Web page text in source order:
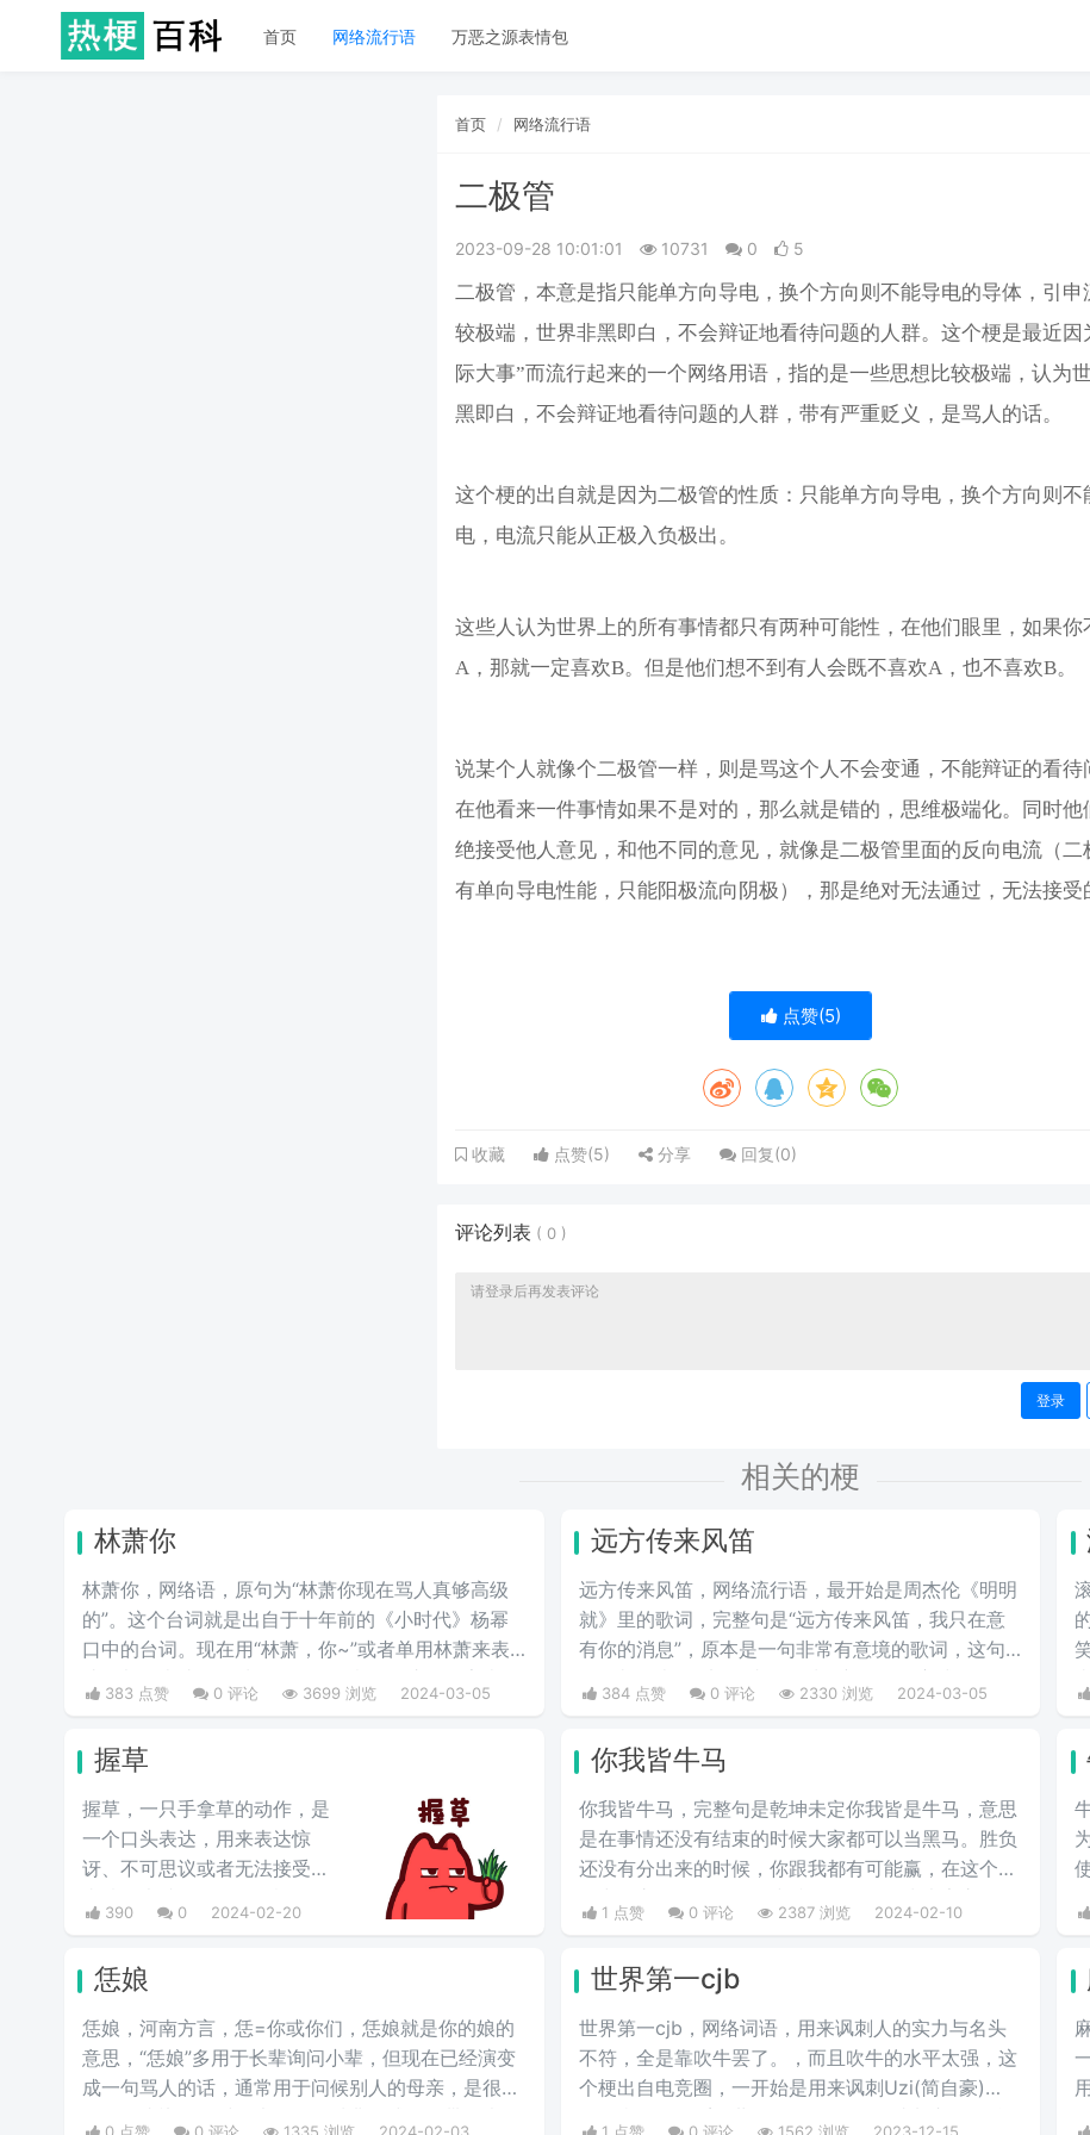
首页 网络流行语 万恶之源表情包
首页 网络流行语
二极管
2023-09-28 10:01:01 10731 0 5
二极管，本意是指只能单方向导电，换个方向则不能导电的导体，引申
较极端，世界非黑即白，不会辩证地看待问题的人群。这个梗是最近因
际大事”而流行起来的一个网络用语，指的是一些思想比较极端，认为
黑即白，不会辩证地看待问题的人群，带有严重贬义，是骂人的话。
这个梗的出自就是因为二极管的性质：只能单方向导电，换个方向则不
电，电流只能从正极入负极出。
这些人认为世界上的所有事情都只有两种可能性，在他们眼里，如果你
A，那就一定喜欢B。但是他们想不到有人会既不喜欢A，也不喜欢B。
说某个人就像个二极管一样，则是骂这个人不会变通，不能辩证的看待
在他看来一件事情如果不是对的，那么就是错的，思维极端化。同时他
绝接受他人意见，和他不同的意见，就像是二极管里面的反向电流（二
有单向导电性能，只能阳极流向阴极），那是绝对无法通过，无法接受
点赞(5)
收藏 点赞(5) 分享 回复(0)
评论列表 ( 0 )
登录
相关的梗
林萧你
林萧你，网络语，原句为“林萧你现在骂人真够高级
的”。这个台词就是出自于十年前的《小时代》杨幂
口中的台词。现在用“林萧，你~”或者单用林萧来表
达，都是表达的一种阴阳怪气的意思。这三个字表示
别人在对于某件事情评判的时候运用的非常巧妙，就
383 点赞 0 评论 3699 浏览 2024-03-05
远方传来风笛
远方传来风笛，网络流行语，最开始是周杰伦《明明
就》里的歌词，完整句是“远方传来风笛，我只在意
有你的消息”，原本是一句非常有意境的歌词，这句
歌词却代表了“滚”，成了一种很新的骂人方式。
384 点赞 0 评论 2330 浏览 2024-03-05
握草
握草，一只手拿草的动作，是
一个口头表达，用来表达惊
讶、不可思议或者无法接受的
并不是骂人的意思。
390 0 2024-02-20
你我皆牛马
你我皆牛马，完整句是乾坤未定你我皆是牛马，意思
是在事情还没有结束的时候大家都可以当黑马。胜负
还没有分出来的时候，你跟我都有可能赢，在这个生
活中，永远不要轻易的小瞧任何人，因为大家永远不
知道，在生活的下一个转角处，这个人会有什么样出
的，也不要因为一时的失意而觉得自己是弱的。
1 点赞 0 评论 2387 浏览 2024-02-10
恁娘
恁娘，河南方言，恁=你或你们，恁娘就是你的娘的
意思，“恁娘”多用于长辈询问小辈，但现在已经演变
成一句骂人的话，通常用于问候别人的母亲，是很多
0 点赞 0 评论 1335 浏览 2024-02-03
世界第一cjb
世界第一cjb，网络词语，用来讽刺人的实力与名头
不符，全是靠吹牛罢了。‌‌，而且吹牛的水平太强，这
个梗出自电竞圈，一开始是用来讽刺Uzi(简自豪)
的，当年Uzi顶着“世界第一ADC”的名头加入OMG战
1 点赞 0 评论 1562 浏览 2023-12-15